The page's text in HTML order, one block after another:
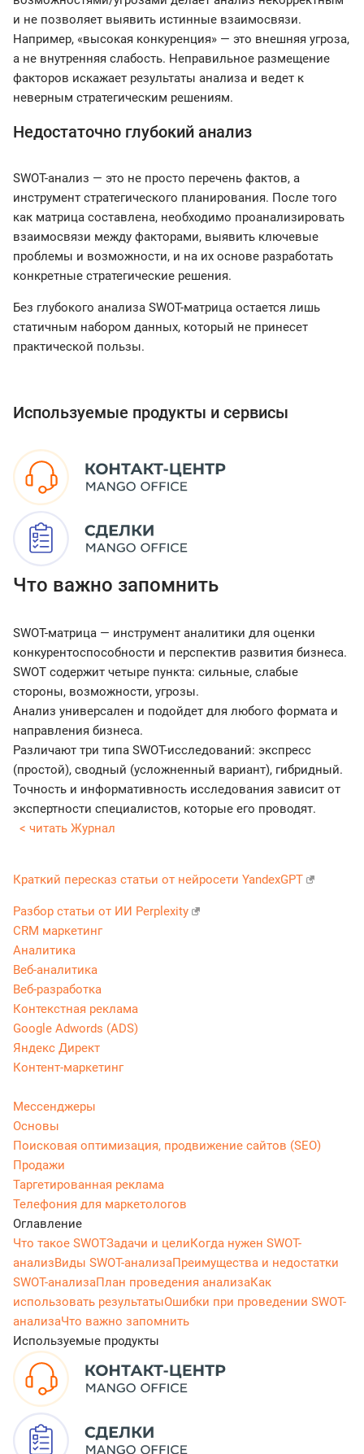
и не позволяет выявить истинные взаимосвязи.
Например, «высокая конкуренция» — это внешняя угроза,
а не внутренняя слабость. Неправильное размещение
факторов искажает результаты анализа и ведет к
неверным стратегическим решениям.
Недостаточно глубокий анализ
SWOT-анализ — это не просто перечень фактов, а
инструмент стратегического планирования. После того
как матрица составлена, необходимо проанализировать
взаимосвязи между факторами, выявить ключевые
проблемы и возможности, и на их основе разработать
конкретные стратегические решения.
Без глубокого анализа SWOT-матрица остается лишь
статичным набором данных, который не принесет
практической пользы.
Используемые продукты и сервисы
Что важно запомнить
SWOT-матрица — инструмент аналитики для оценки
конкурентоспособности и перспектив развития бизнеса.
SWOT содержит четыре пункта: сильные, слабые
стороны, возможности, угрозы.
Анализ универсален и подойдет для любого формата и
направления бизнеса.
Различают три типа SWOT-исследований: экспресс
(простой), сводный (усложненный вариант), гибридный.
Точность и информативность исследования зависит от
экспертности специалистов, которые его проводят.
< читать Журнал
Краткий пересказ статьи от нейросети YandexGPT
Разбор статьи от ИИ Perplexity
CRM маркетинг
Аналитика
Веб-аналитика
Веб-разработка
Контекстная реклама
Google Adwords (ADS)
Яндекс Директ
Контент-маркетинг
Мессенджеры
Основы
Поисковая оптимизация, продвижение сайтов (SEO)
Продажи
Таргетированная реклама
Телефония для маркетологов
Оглавление
Что такое SWOTЗадачи и целиКогда нужен SWOT-
анализВиды SWOT-анализаПреимущества и недостатки
SWOT-анализаПлан проведения анализаКак
использовать результатыОшибки при проведении SWOT-
анализаЧто важно запомнить
Используемые продукты